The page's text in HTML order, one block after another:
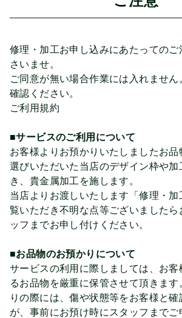
修理・加工お申し込みにあたっての
さいませ。
ご同意が無い場合作業には入れませ
確認ください。
ご利用規約
■サービスのご利用について
お客様よりお預かりいたしましたお
選びいただいた当店のデザイン枠や
き、貴金属加工を施します。
当店よりお渡しいたします「修理・
覧いただき不明な点等ございましたら
ッフまでお申し付けください。
■お品物のお預かりについて
サービスの利用に際しましては、お客
るお品物を厳重に保管させて頂きま
りの際には、傷や状態等をお客様と
が、事前にお預け時にスタッフまで